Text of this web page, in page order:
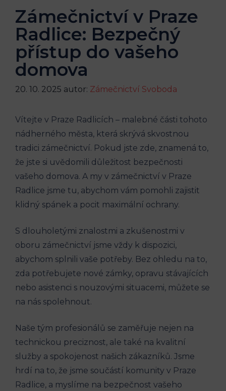
Zámečnictví v Praze
Radlice: Bezpečný
přístup do vašeho
domova
20. 10. 2025 autor: Zámečnictví Svoboda
Vítejte v Praze Radlicích – malebné části tohoto
nádherného města, která skrývá skvostnou
tradici zámečnictví. Pokud jste zde, znamená to,
že jste si uvědomili důležitost bezpečnosti
vašeho domova. A my v zámečnictví v Praze
Radlice jsme tu, abychom vám pomohli zajistit
klidný spánek a pocit maximální ochrany.
S dlouholetými znalostmi a zkušenostmi v
oboru zámečnictví jsme vždy k dispozici,
abychom splnili vaše potřeby. Bez ohledu na to,
zda potřebujete nové zámky, opravu stávajících
nebo asistenci s nouzovými situacemi, můžete se
na nás spolehnout.
Naše tým profesionálů se zaměřuje nejen na
technickou preciznost, ale také na kvalitní
služby a spokojenost našich zákazníků. Jsme
hrdí na to, že jsme součástí komunity v Praze
Radlice, a myslíme na bezpečnost vašeho